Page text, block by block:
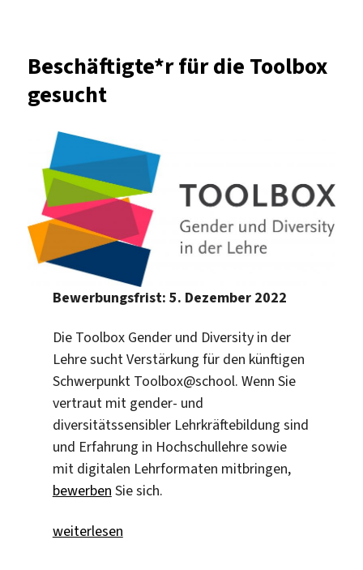
by
Beschäftigte*r für die Toolbox
gesucht
Bewerbungsfrist: 5. Dezember 2022
Die Toolbox Gender und Diversity in der
Lehre sucht Verstärkung für den künftigen
Schwerpunkt Toolbox@school. Wenn Sie
vertraut mit gender- und
diversitätssensibler Lehrkräftebildung sind
und Erfahrung in Hochschullehre sowie
mit digitalen Lehrformaten mitbringen,
bewerben Sie sich.
„Beschäftigte*r für die Toolbox gesucht“
weiterlesen